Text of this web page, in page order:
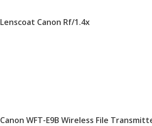
Lenscoat Canon Rf/1.4x
Canon WFT-E9B Wireless File